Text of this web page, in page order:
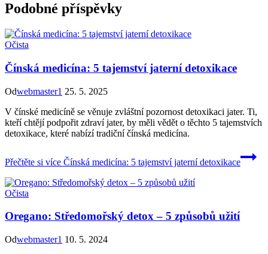
Podobné příspěvky
Očista
Čínská medicína: 5 tajemství jaterní detoxikace
Odwebmaster1 25. 5. 2025
V čínské medicíně se věnuje zvláštní pozornost detoxikaci jater. Ti,
kteří chtějí podpořit zdraví jater, by měli vědět o těchto 5 tajemstvích
detoxikace, které nabízí tradiční čínská medicína.
Přečtěte si více Čínská medicína: 5 tajemství jaterní detoxikace
Očista
Oregano: Středomořský detox – 5 způsobů užití
Odwebmaster1 10. 5. 2024